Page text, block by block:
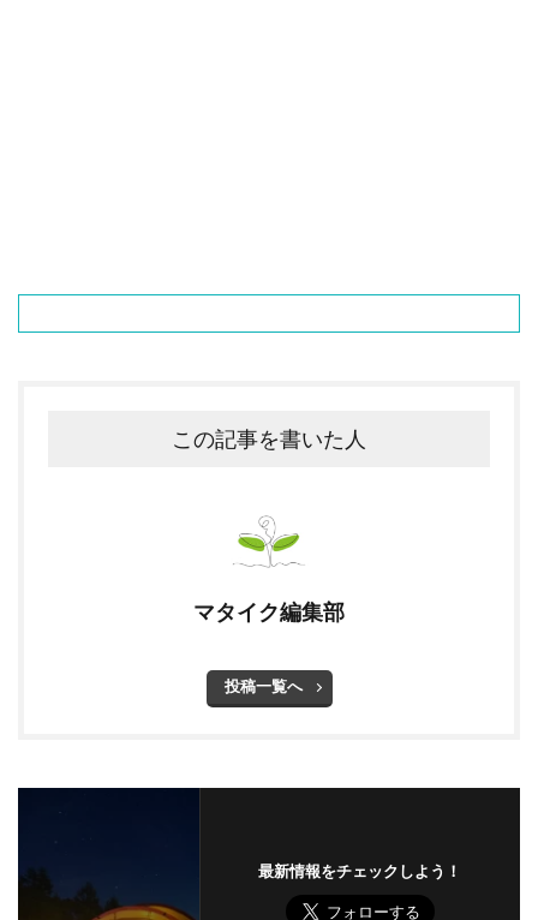
この記事を書いた人
マタイク編集部
投稿一覧へ
最新情報をチェックしよう！